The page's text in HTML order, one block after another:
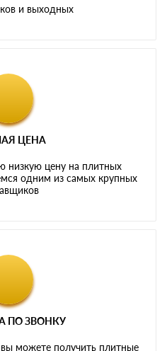
и выходных
ЦЕНА
низкую цену на плитных
одним из самых крупных
ПО ЗВОНКУ
можете получить плитные